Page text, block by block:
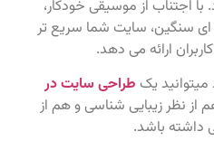
اجتناب از موسیقی خودکار،
ای سنگین، سایت شما سریع‌ تر
ارائه می‌ دهد.
میتوانید یک طراحی سایت در
از نظر زیبایی‌ شناسی و هم از
داشته باشد.